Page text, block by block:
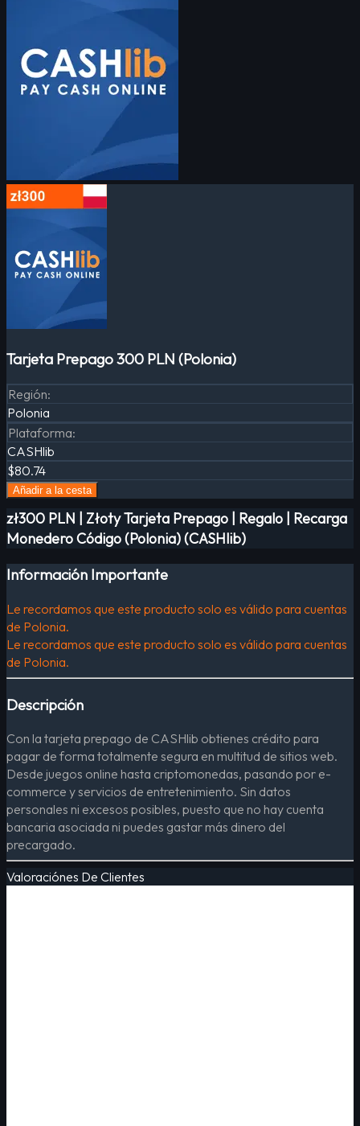
Tarjeta Prepago 300 PLN (Polonia)
Región:
Polonia
Plataforma:
CASHlib
$80.74
Añadir a la cesta
zł300 PLN | Złoty Tarjeta Prepago | Regalo | Recarga
Monedero Código (Polonia) (CASHlib)
Información Importante
Le recordamos que este producto solo es válido para cuentas
de Polonia.
Le recordamos que este producto solo es válido para cuentas
de Polonia.
Descripción
Con la tarjeta prepago de CASHlib obtienes crédito para
pagar de forma totalmente segura en multitud de sitios web.
Desde juegos online hasta criptomonedas, pasando por e-
commerce y servicios de entretenimiento. Sin datos
personales ni excesos posibles, puesto que no hay cuenta
bancaria asociada ni puedes gastar más dinero del
precargado.
Valoraciónes De Clientes